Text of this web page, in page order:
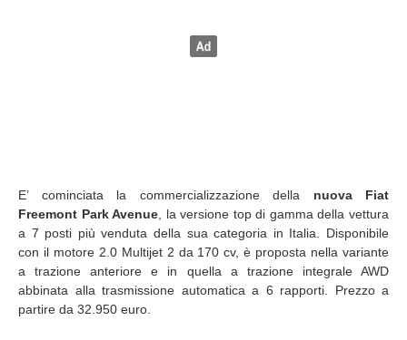
E’ cominciata la commercializzazione della nuova Fiat
Freemont Park Avenue , la versione top di gamma della vettura
a 7 posti più venduta della sua categoria in Italia. Disponibile
con il motore 2.0 Multijet 2 da 170 cv, è proposta nella variante
a trazione anteriore e in quella a trazione integrale AWD
abbinata alla trasmissione automatica a 6 rapporti. Prezzo a
partire da 32.950 euro.